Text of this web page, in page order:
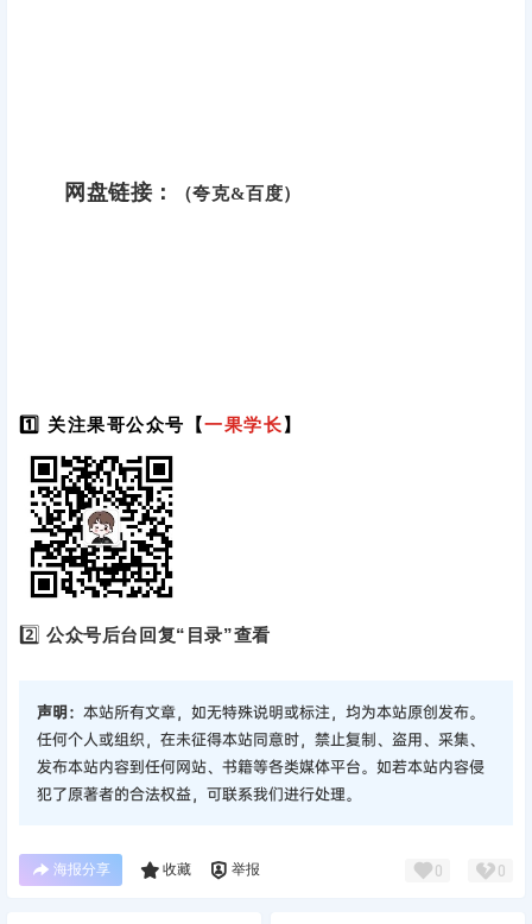
网盘链接： （夸克&百度）
1️⃣ 关注果哥公众号【一果学长】
2️⃣公众号后台回复“目录”查看
声明： 本站所有文章，如无特殊说明或标注，均为本站原创发布。
任何个人或组织，在未征得本站同意时，禁止复制、盗用、采集、
发布本站内容到任何网站、书籍等各类媒体平台。如若本站内容侵
犯了原著者的合法权益，可联系我们进行处理。
海报分享 收藏 举报 0 0